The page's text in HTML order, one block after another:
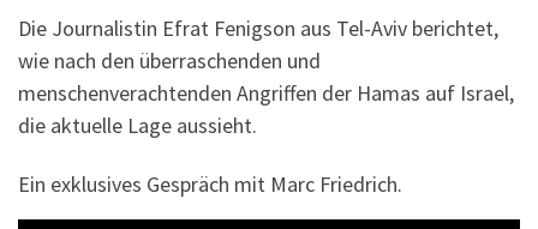
Die Journalistin Efrat Fenigson aus Tel-Aviv berichtet,
wie nach den überraschenden und
menschenverachtenden Angriffen der Hamas auf Israel,
die aktuelle Lage aussieht.
Ein exklusives Gespräch mit Marc Friedrich.